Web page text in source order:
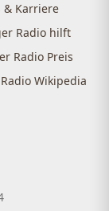
& Karriere
Radio hilft
Radio Preis
Wikipedia